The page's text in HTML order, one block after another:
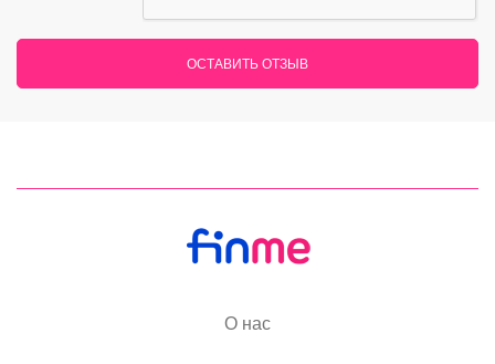
ОСТАВИТЬ ОТЗЫВ
О нас